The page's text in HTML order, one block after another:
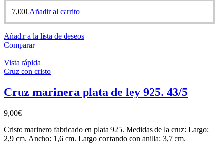
7,00€Añadir al carrito
Añadir a la lista de deseos
Comparar
Vista rápida
Cruz con cristo
Cruz marinera plata de ley 925. 43/5
9,00€
Cristo marinero fabricado en plata 925. Medidas de la cruz: Largo:
2,9 cm. Ancho: 1,6 cm. Largo contando con anilla: 3,7 cm.